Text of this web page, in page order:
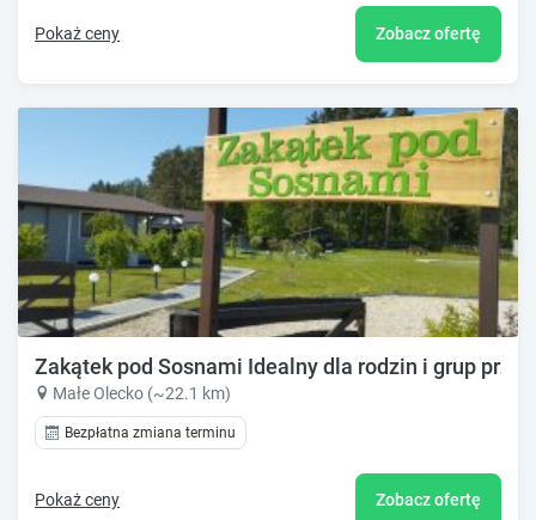
Pokaż ceny Zobacz ofertę
Zakątek pod Sosnami Idealny dla rodzin i grup
Małe Olecko (~22.1 km)
Bezpłatna zmiana terminu
Pokaż ceny Zobacz ofertę